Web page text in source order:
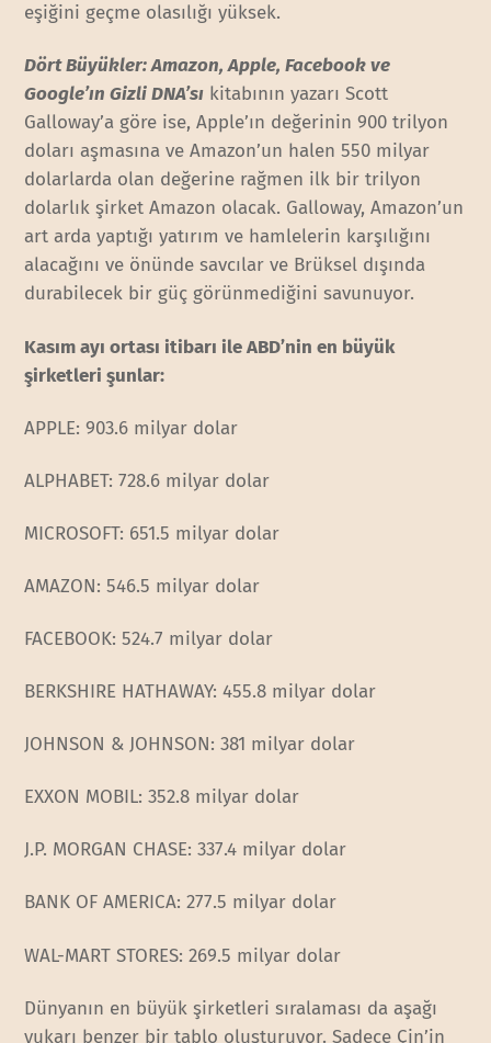
eşiğini geçme olasılığı yüksek.
Dört Büyükler: Amazon, Apple, Facebook ve
Google’ın Gizli DNA’sı kitabının yazarı Scott
Galloway’a göre ise, Apple’ın değerinin 900 trilyon
doları aşmasına ve Amazon’un halen 550 milyar
dolarlarda olan değerine rağmen ilk bir trilyon
dolarlık şirket Amazon olacak. Galloway, Amazon’un
art arda yaptığı yatırım ve hamlelerin karşılığını
alacağını ve önünde savcılar ve Brüksel dışında
durabilecek bir güç görünmediğini savunuyor.
Kasım ayı ortası itibarı ile ABD’nin en büyük
şirketleri şunlar:
APPLE: 903.6 milyar dolar
ALPHABET: 728.6 milyar dolar
MICROSOFT: 651.5 milyar dolar
AMAZON: 546.5 milyar dolar
FACEBOOK: 524.7 milyar dolar
BERKSHIRE HATHAWAY: 455.8 milyar dolar
JOHNSON & JOHNSON: 381 milyar dolar
EXXON MOBIL: 352.8 milyar dolar
J.P. MORGAN CHASE: 337.4 milyar dolar
BANK OF AMERICA: 277.5 milyar dolar
WAL-MART STORES: 269.5 milyar dolar
Dünyanın en büyük şirketleri sıralaması da aşağı
yukarı benzer bir tablo oluşturuyor. Sadece Çin’in